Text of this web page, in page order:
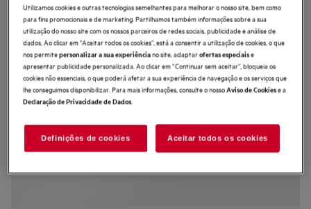
4.6 (115)
Ficha de informação do produto
Benefícios
Com a máquina de lavar loiça da Série 7000 com SoftGrips e SoftSpikes
Lavagem superior com a melhor proteção
Utilizamos cookies e outras tecnologias semelhantes para melhorar o nosso site, bem como
para fins promocionais e de marketing. Partilhamos também informações sobre a sua
utilização do nosso site com os nossos parceiros de redes sociais, publicidade e análise de
dados. Ao clicar em "Aceitar todos os cookies”, está a consentir a utilização de cookies, o que
nos permitepersonalizar a sua experiênciano site, adaptarofertas especiaise
apresentar publicidade personalizada. Ao clicar em “Continuar sem aceitar”, bloqueia os
cookies não essenciais, o que poderá afetar a sua experiência de navegação e os serviços que
lhe conseguimos disponibilizar. Para mais informações, consulte o nossoAviso de Cookiese a
Declaração de Privacidade de Dados.
Definições de cookies Aceitar todos os cookies